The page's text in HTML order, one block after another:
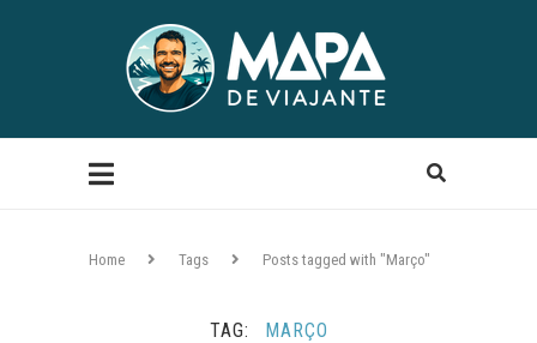
Home Tags Posts tagged with "Março"
TAG MARÇO